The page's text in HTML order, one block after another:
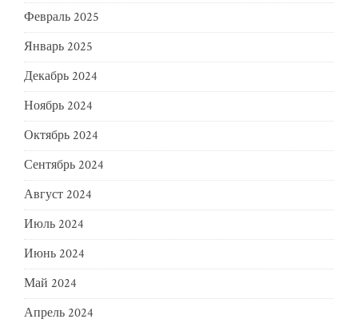
Февраль 2025
Январь 2025
Декабрь 2024
Ноябрь 2024
Октябрь 2024
Сентябрь 2024
Август 2024
Июль 2024
Июнь 2024
Май 2024
Апрель 2024